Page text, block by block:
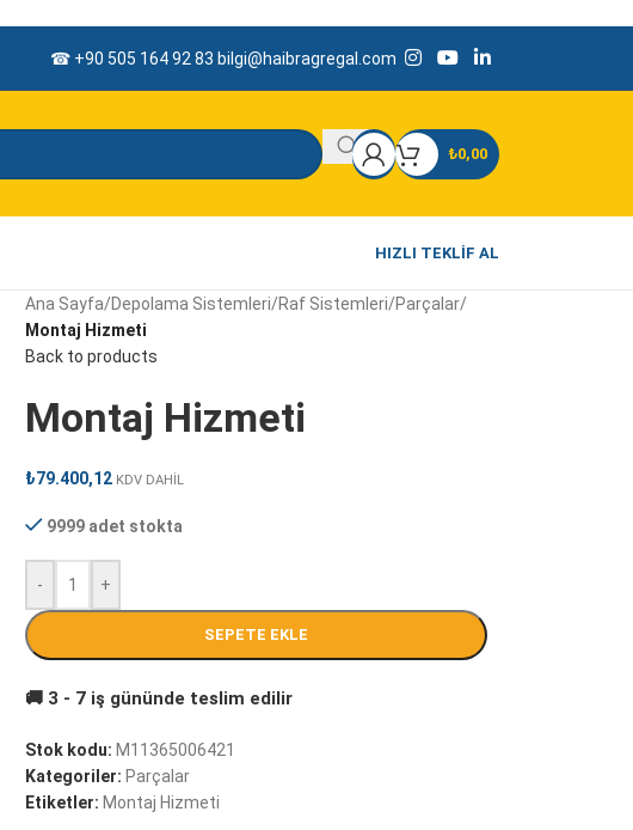
☎ +90 505 164 92 83 bilgi@haibragregal.com
₺0,00
HIZLI TEKLIF AL
Ana Sayfa/Depolama Sistemleri/Raf Sistemleri/Parçalar/
Montaj Hizmeti
Back to products
Montaj Hizmeti
₺79.400,12 KDV DAHİL
9999 adet stokta
- +
SEPETE EKLE
Stok kodu: M11365006421
Kategoriler: Parçalar
Etiketler: Montaj Hizmeti